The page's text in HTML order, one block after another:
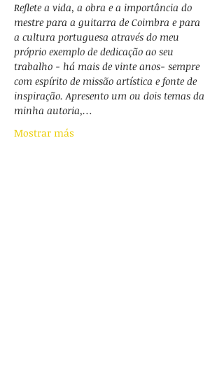
Reflete a vida, a obra e a importância do
mestre para a guitarra de Coimbra e para
a cultura portuguesa através do meu
próprio exemplo de dedicação ao seu
trabalho - há mais de vinte anos- sempre
com espírito de missão artística e fonte de
inspiração. Apresento um ou dois temas da
minha autoria,…
Mostrar más